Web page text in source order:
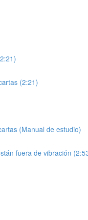
(2:21)
(Manual de estudio)
fuera de vibración